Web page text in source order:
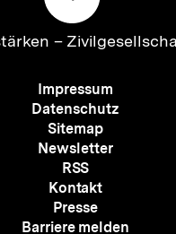
–
Meta-
Navigation
Impressum
Datenschutz
Sitemap
Newsletter
RSS
Kontakt
Presse
Barriere melden